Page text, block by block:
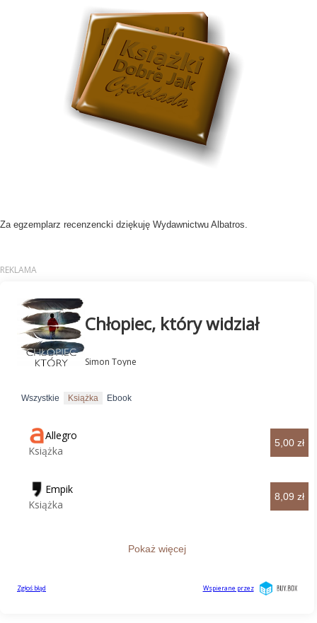
Za egzemplarz recenzencki dziękuję Wydawnictwu Albatros.